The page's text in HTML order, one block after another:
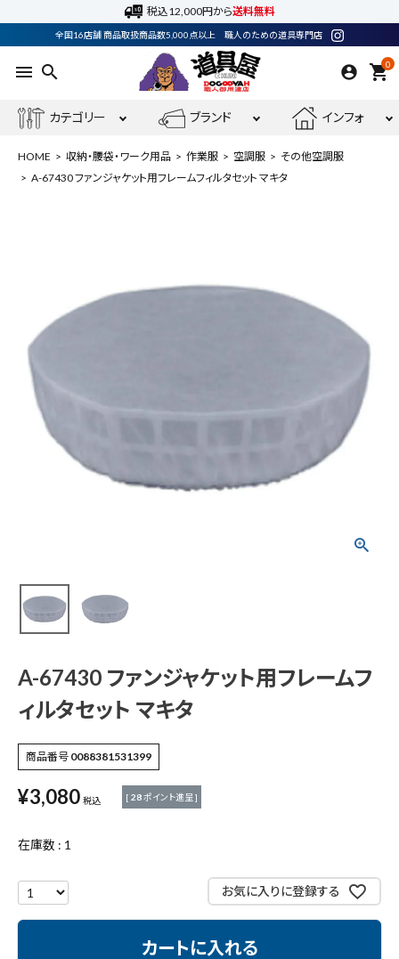
税込12,000円から送料無料
全国16店舗 商品取扱商品数5,000点以上 職人のための道具専門店
menu search 0
shopping_cart
カテゴリー ブランド インフォ
person
最近閲覧した商品
作業工具・大工道具
現場安全・運搬
HOME 収納・腰袋・ワーク用品 作業服 空調服
その他空調服
A-67430 ファンジャケット用フレームフィルタセット マキタ
A-67430 ファンジャケット用フレームフ
ィルタセット マキタ
商品番号 0088381531399
¥3,080 税込 [ 28ポイント進呈 ]
在庫数 1
お気に入りに登録する
カートに入れる